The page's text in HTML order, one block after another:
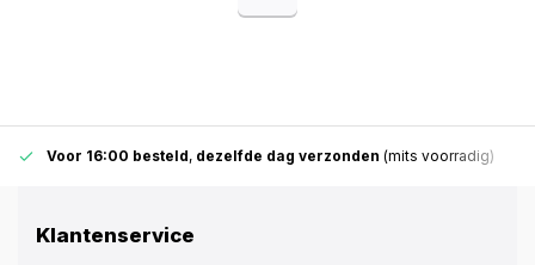
Voor 16:00 besteld, dezelfde dag verzonden (mits voorradig)
Klantenservice